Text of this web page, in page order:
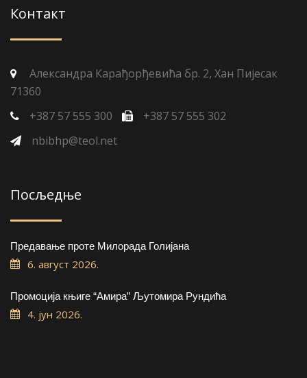
Контакт
Александра Карађорђевића бр. 2, Хан Пијесак
71360
+387 57 555 300
+387 57 555 302
nbibhp@teol.net
Посљедње
Предавање проте Милорада Голијана
6. август 2026.
Промоција књиге “Амира” Љутомира Рундића
4. јун 2026.